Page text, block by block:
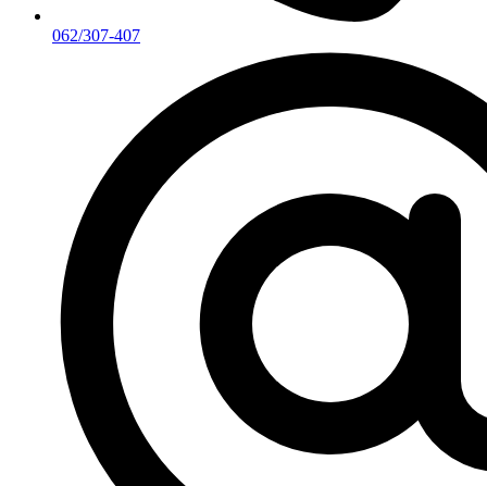
062/307-407